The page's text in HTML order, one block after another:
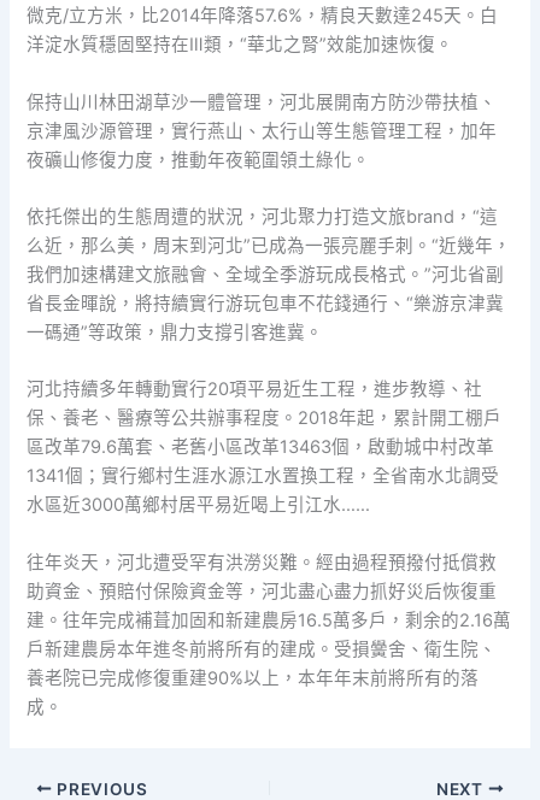
微克/立方米，比2014年降落57.6%，精良天數達245天。白
洋淀水質穩固堅持在Ⅲ類，“華北之腎”效能加速恢復。
保持山川林田湖草沙一體管理，河北展開南方防沙帶扶植、
京津風沙源管理，實行燕山、太行山等生態管理工程，加年
夜礦山修復力度，推動年夜範圍領土綠化。
依托傑出的生態周遭的狀況，河北聚力打造文旅brand，“這
么近，那么美，周末到河北”已成為一張亮麗手刺。“近幾年，
我們加速構建文旅融會、全域全季游玩成長格式。”河北省副
省長金暉說，將持續實行游玩包車不花錢通行、“樂游京津冀
一碼通”等政策，鼎力支撐引客進冀。
河北持續多年轉動實行20項平易近生工程，進步教導、社
保、養老、醫療等公共辦事程度。2018年起，累計開工棚戶
區改革79.6萬套、老舊小區改革13463個，啟動城中村改革
1341個；實行鄉村生涯水源江水置換工程，全省南水北調受
水區近3000萬鄉村居平易近喝上引江水……
往年炎天，河北遭受罕有洪澇災難。經由過程預撥付抵償救
助資金、預賠付保險資金等，河北盡心盡力抓好災后恢復重
建。往年完成補葺加固和新建農房16.5萬多戶，剩余的2.16萬
戶新建農房本年進冬前將所有的建成。受損黌舍、衛生院、
養老院已完成修復重建90%以上，本年年末前將所有的落
成。
PREVIOUS NEXT